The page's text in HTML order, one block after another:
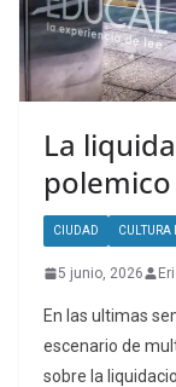
La
CIUDAD CULTURA
5 junio, 2026
En las ultimas
escenario de
sobre la